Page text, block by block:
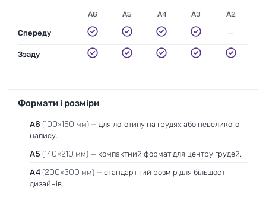
А6 А5 А4 А3 А2
Спереду —
Ззаду
Формати і розміри
A6 (100×150 мм) — для логотипу на грудях або невеликого
напису.
A5 (140×210 мм) — компактний формат для центру грудей.
A4 (200×300 мм) — стандартний розмір для більшості
дизайнів.